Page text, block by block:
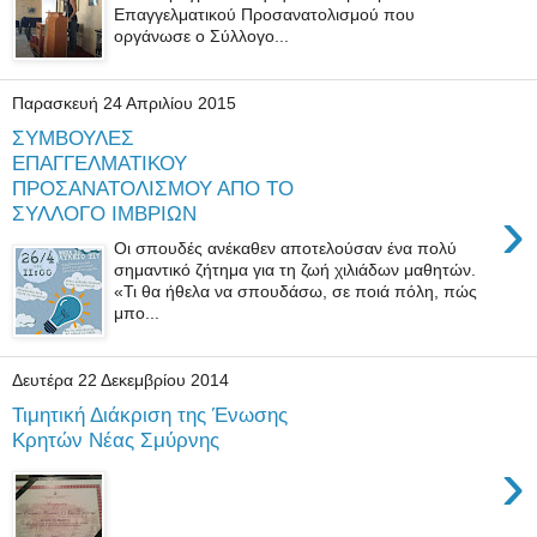
Επαγγελματικού Προσανατολισμού που
οργάνωσε ο Σύλλογο...
Παρασκευή 24 Απριλίου 2015
ΣΥΜΒΟΥΛΕΣ
ΕΠΑΓΓΕΛΜΑΤΙΚΟΥ
ΠΡΟΣΑΝΑΤΟΛΙΣΜΟΥ ΑΠΟ ΤΟ
ΣΥΛΛΟΓΟ ΙΜΒΡΙΩΝ
›
Οι σπουδές ανέκαθεν αποτελούσαν ένα πολύ
σημαντικό ζήτημα για τη ζωή χιλιάδων μαθητών.
«Τι θα ήθελα να σπουδάσω, σε ποιά πόλη, πώς
μπο...
Δευτέρα 22 Δεκεμβρίου 2014
Τιμητική Διάκριση της Ένωσης
Κρητών Νέας Σμύρνης
›